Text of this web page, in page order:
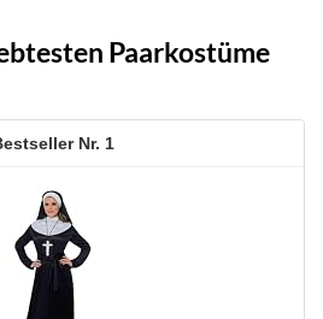
Paarkostüme
1